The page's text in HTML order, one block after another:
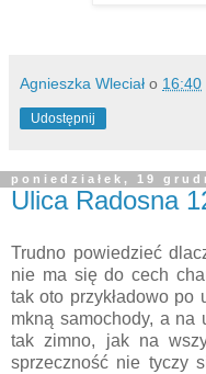
Agnieszka Wleciał o 16:40
Udostępnij
poniedziałek, 19
Ulica Radosna
Trudno powiedzieć
nie ma się do cech
tak oto przykładowo
mkną samochody, a na
tak zimno, jak na
sprzeczność nie tyczy